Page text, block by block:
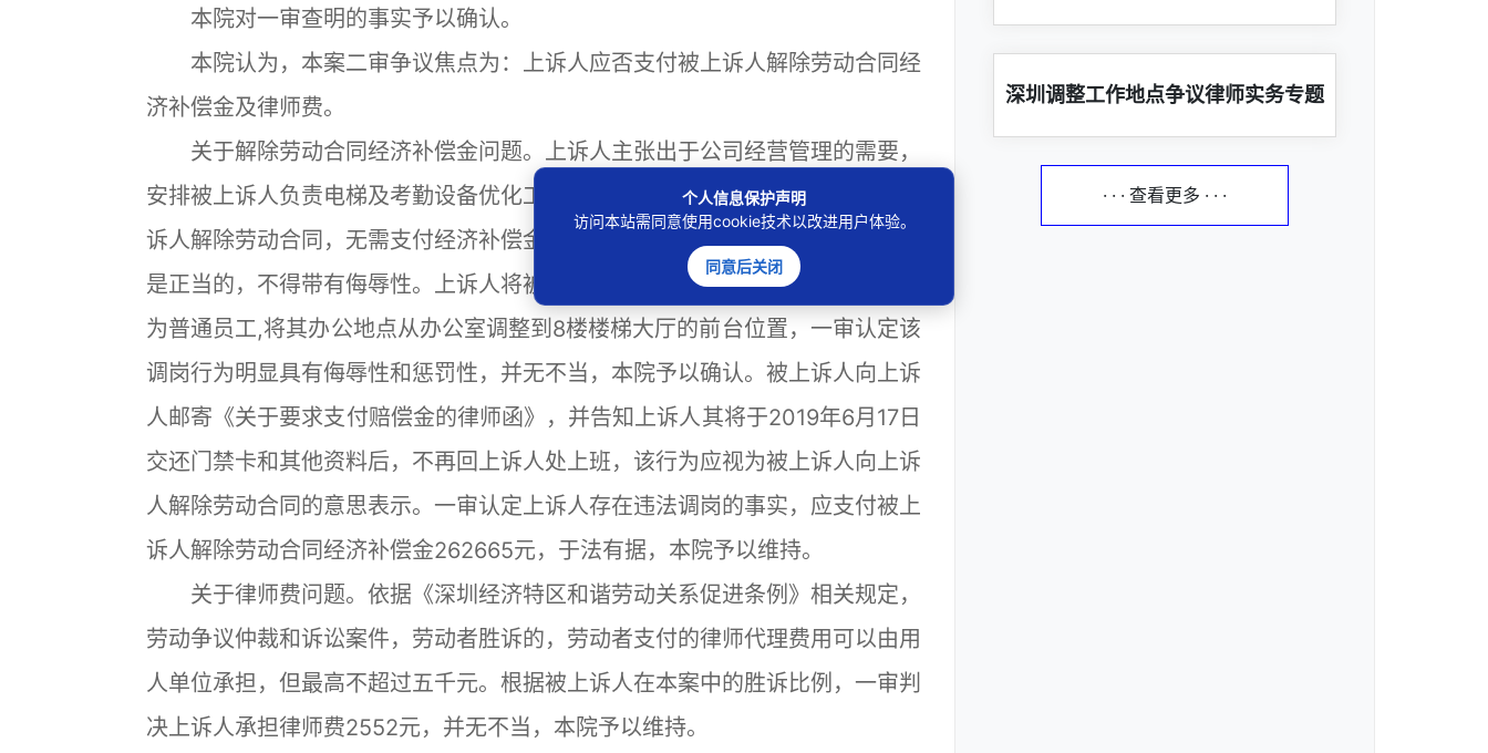
本院对一审查明的事实予以确认。
本院认为，本案二审争议焦点为：上诉人应否支付被上诉人解除劳动合同经
济补偿金及律师费。
关于解除劳动合同经济补偿金问题。上诉人主张出于公司经营管理的需要，
安排被上诉人负责电梯及考勤设备优化工作，必要且合理，且上诉人并未与被上
诉人解除劳动合同，无需支付经济补偿金。本院认为，用人单位调岗的目的必须
是正当的，不得带有侮辱性。上诉人将被上诉人的职位从信息管理中心总监降级
为普通员工,将其办公地点从办公室调整到8楼楼梯大厅的前台位置，一审认定该
调岗行为明显具有侮辱性和惩罚性，并无不当，本院予以确认。被上诉人向上诉
人邮寄《关于要求支付赔偿金的律师函》，并告知上诉人其将于2019年6月17日
交还门禁卡和其他资料后，不再回上诉人处上班，该行为应视为被上诉人向上诉
人解除劳动合同的意思表示。一审认定上诉人存在违法调岗的事实，应支付被上
诉人解除劳动合同经济补偿金262665元，于法有据，本院予以维持。
关于律师费问题。依据《深圳经济特区和谐劳动关系促进条例》相关规定，
劳动争议仲裁和诉讼案件，劳动者胜诉的，劳动者支付的律师代理费用可以由用
人单位承担，但最高不超过五千元。根据被上诉人在本案中的胜诉比例，一审判
决上诉人承担律师费2552元，并无不当，本院予以维持。
深圳调整工作地点争议律师实务专题
· · · 查看更多 · · ·
个人信息保护声明
访问本站需同意使用cookie技术以改进用户体验。
同意后关闭